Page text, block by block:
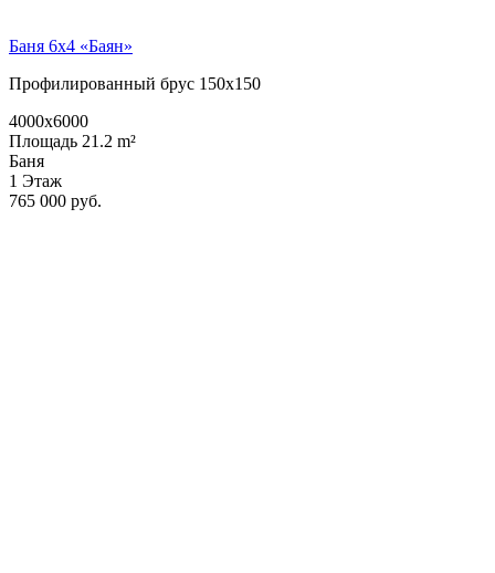
Баня 6х4 «Баян»
Профилированный брус 150х150
4000x6000
Площадь 21.2 m²
Баня
1 Этаж
765 000 руб.